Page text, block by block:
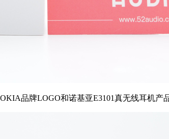
品牌LOGO和诺基亚E3101真无线耳机产